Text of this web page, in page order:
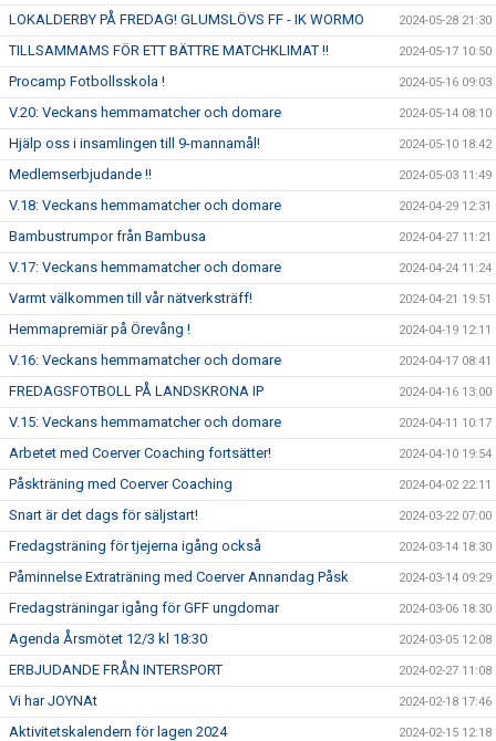
LOKALDERBY PÅ FREDAG! GLUMSLÖVS FF - IK WORMO 2024-05-28 21:30
TILLSAMMAMS FÖR ETT BÄTTRE MATCHKLIMAT !! 2024-05-17 10:50
Procamp Fotbollsskola ! 2024-05-16 09:03
V.20: Veckans hemmamatcher och domare 2024-05-14 08:10
Hjälp oss i insamlingen till 9-mannamål! 2024-05-10 18:42
Medlemserbjudande !! 2024-05-03 11:49
V.18: Veckans hemmamatcher och domare 2024-04-29 12:31
Bambustrumpor från Bambusa 2024-04-27 11:21
V.17: Veckans hemmamatcher och domare 2024-04-24 11:24
Varmt välkommen till vår nätverksträff! 2024-04-21 19:51
Hemmapremiär på Örevång ! 2024-04-19 12:11
V.16: Veckans hemmamatcher och domare 2024-04-17 08:41
FREDAGSFOTBOLL PÅ LANDSKRONA IP 2024-04-16 13:00
V.15: Veckans hemmamatcher och domare 2024-04-11 10:17
Arbetet med Coerver Coaching fortsätter! 2024-04-10 19:54
Påskträning med Coerver Coaching 2024-04-02 22:11
Snart är det dags för säljstart! 2024-03-22 07:00
Fredagsträning för tjejerna igång också 2024-03-14 18:30
Påminnelse Extraträning med Coerver Annandag Påsk 2024-03-14 09:29
Fredagsträningar igång för GFF ungdomar 2024-03-06 18:30
Agenda Årsmötet 12/3 kl 18:30 2024-03-05 12:08
ERBJUDANDE FRÅN INTERSPORT 2024-02-27 11:08
Vi har JOYNAt 2024-02-18 17:46
Aktivitetskalendern för lagen 2024 2024-02-15 12:18